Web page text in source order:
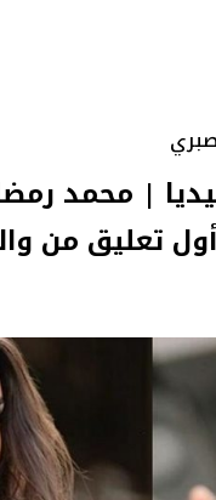
| محمد
تعليق من